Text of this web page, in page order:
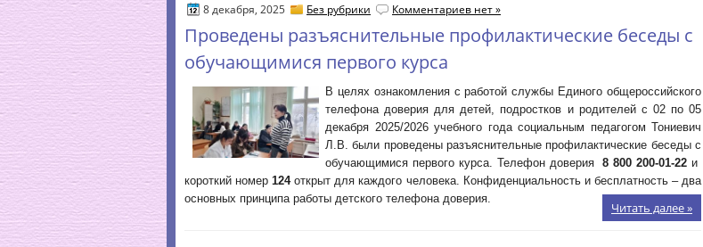
8 декабря, 2025 Без рубрики Комментариев нет »
Проведены разъяснительные профилактические беседы с
обучающимися первого курса
В целях ознакомления с работой службы Единого общероссийского
телефона доверия для детей, подростков и родителей с 02 по 05
декабря 2025/2026 учебного года социальным педагогом Тониевич
Л.В. были проведены разъяснительные профилактические беседы с
обучающимися первого курса. Телефон доверия8 800 200-01-22 и
короткий номер124открыт для каждого человека. Конфиденциальность и бесплатность – два
основных принципа работы детского телефона доверия.
Читать далее »